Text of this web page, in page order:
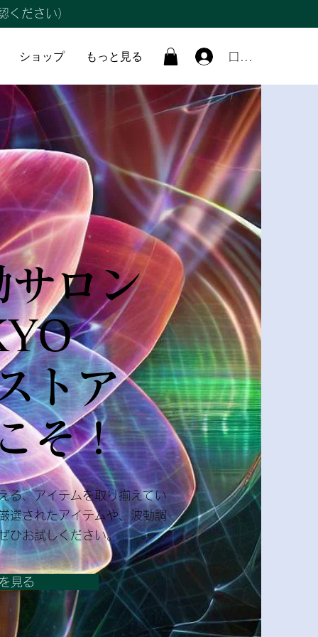
ください）
ショップ もっと見る ログイン
サロン
トア
そ！
る、アイテムを取り揃えてい
選されたアイテムや、波動調
ひお試しください。
見る